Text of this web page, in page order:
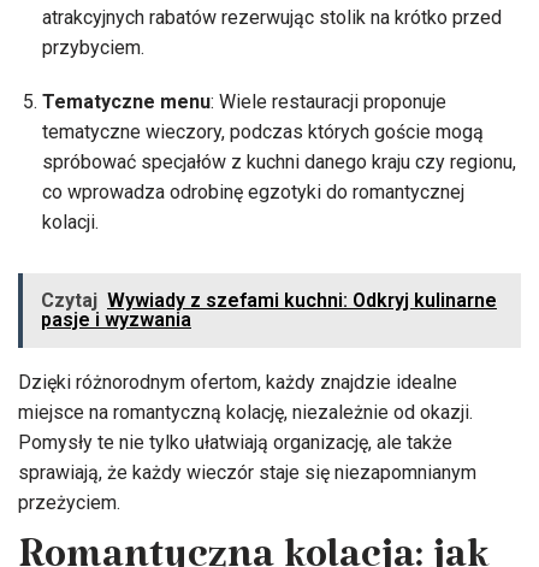
atrakcyjnych rabatów rezerwując stolik na krótko przed
przybyciem.
Tematyczne menu: Wiele restauracji proponuje
tematyczne wieczory, podczas których goście mogą
spróbować specjałów z kuchni danego kraju czy regionu,
co wprowadza odrobinę egzotyki do romantycznej
kolacji.
Czytaj Wywiady z szefami kuchni: Odkryj kulinarne
pasje i wyzwania
Dzięki różnorodnym ofertom, każdy znajdzie idealne
miejsce na romantyczną kolację, niezależnie od okazji.
Pomysły te nie tylko ułatwiają organizację, ale także
sprawiają, że każdy wieczór staje się niezapomnianym
przeżyciem.